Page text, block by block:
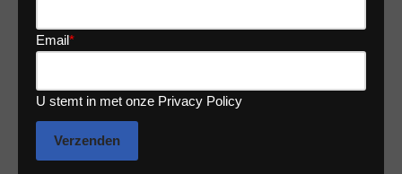
Email*
U stemt in met onze Privacy Policy
Verzenden